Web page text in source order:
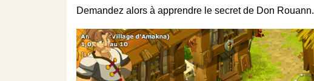
Demandez alors à apprendre le secret de Don Rouann.